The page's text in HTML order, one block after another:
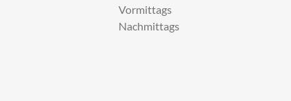
Vormittags
Nachmittags